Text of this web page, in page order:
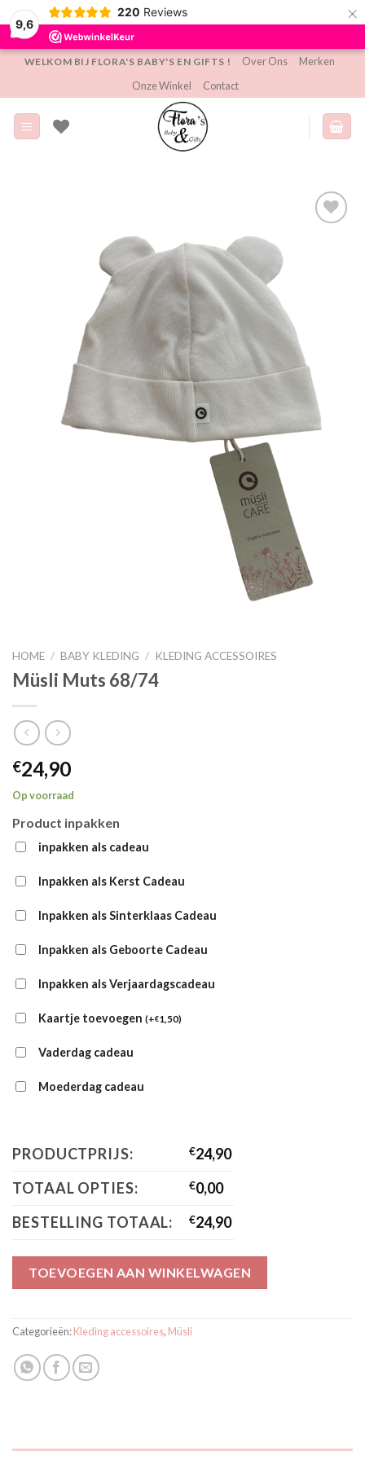
9,6
220 Reviews ×
inhoud
WELKOM BIJ FLORA'S BABY'S EN GIFTS ! Over Ons
Merken
Onze Winkel
Contact
HOME / BABY KLEDING / KLEDING ACCESSOIRES
Müsli Muts 68/74
€24,90
Op voorraad
Product inpakken
inpakken als cadeau
Inpakken als Kerst Cadeau
Inpakken als Sinterklaas Cadeau
Inpakken als Geboorte Cadeau
Inpakken als Verjaardagscadeau
Kaartje toevoegen (+€1,50)
Vaderdag cadeau
Moederdag cadeau
PRODUCTPRIJS: €24,90
TOTAAL OPTIES:
€0,00
BESTELLING TOTAAL:
€24,90
TOEVOEGEN AAN WINKELWAGEN
Categorieën:Kleding accessoires, Müsli